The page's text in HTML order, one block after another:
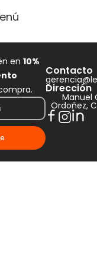
Admin
en 10%
Contacto
Dirección
Manuel
Ordoñez,